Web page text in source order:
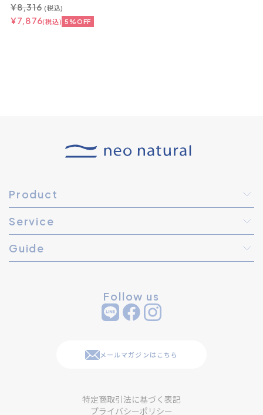
¥7,876(税込) 5%OFF
¥8,316 (税込)
Product
Service
Guide
Follow us
メールマガジンはこちら
特定商取引法に基づく表記
プライバシーポリシー